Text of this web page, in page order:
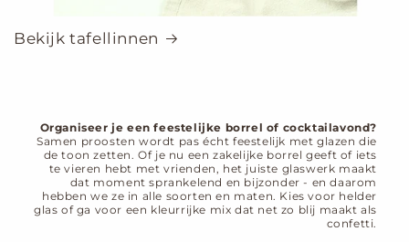
Bekijk tafellinnen
Organiseer je een feestelijke borrel of cocktailavond?
Samen proosten wordt pas écht feestelijk met glazen die
de toon zetten. Of je nu een zakelijke borrel geeft of iets
te vieren hebt met vrienden, het juiste glaswerk maakt
dat moment sprankelend en bijzonder - en daarom
hebben we ze in alle soorten en maten. Kies voor helder
glas of ga voor een kleurrijke mix dat net zo blij maakt als
confetti.